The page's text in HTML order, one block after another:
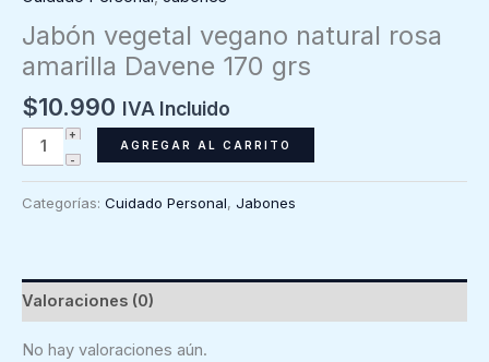
Jabón vegetal vegano natural rosa
amarilla Davene 170 grs
$10.990 IVA Incluido
Jabón
vegetal
natural
Davene
170
grs
AGREGAR AL CARRITO
Categorías: Cuidado Personal, Jabones
Valoraciones (0)
No hay valoraciones aún.